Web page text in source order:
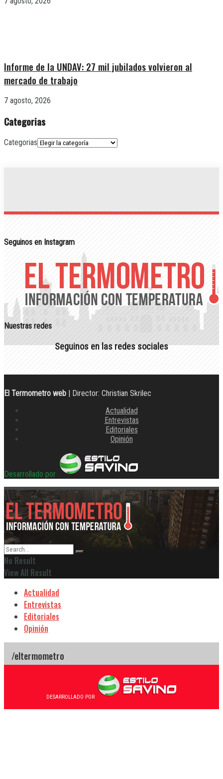
Informe de la UNDAV: 27 mil jubilados volvieron al
mercado de trabajo
7 agosto, 2026
Categorias
Categorias
Seguinos en Instagram
Nuestras redes
Seguinos en las redes sociales
El Termometro web | Director: Christian Skrilec
Actualidad
Entrevistas
Editoriales
Opinión
Desarrollado por
No Result
View All Result
Actualidad
Entrevistas
Editoriales
Opinión
DESARROLLADO POR